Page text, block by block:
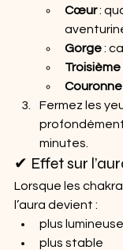
Cœur :
Gorge :
Couronne
Fermez les
minutes.
✔ Effet sur
Lorsque les
l’aura devient :
plus lumineuse
plus stable